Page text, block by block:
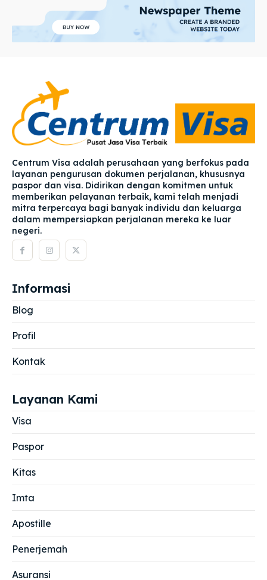
Centrum Visa adalah perusahaan yang berfokus pada
layanan pengurusan dokumen perjalanan, khususnya
paspor dan visa. Didirikan dengan komitmen untuk
memberikan pelayanan terbaik, kami telah menjadi
mitra terpercaya bagi banyak individu dan keluarga
dalam mempersiapkan perjalanan mereka ke luar
negeri.
Informasi
Blog
Profil
Kontak
Layanan Kami
Visa
Paspor
Kitas
Imta
Apostille
Penerjemah
Asuransi